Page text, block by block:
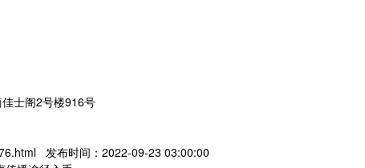
士阁2号楼916号
发布时间：2022-09-23 03:00:00